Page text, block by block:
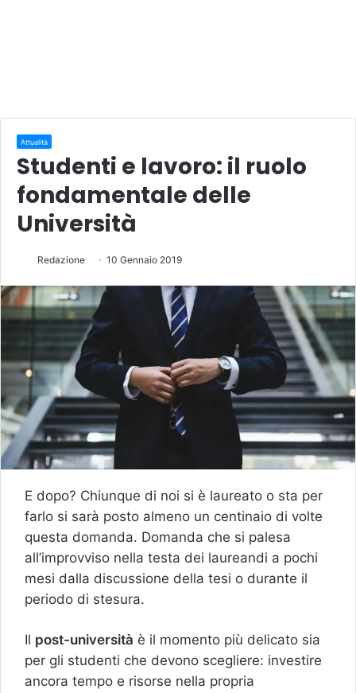
Attualità
Studenti e lavoro: il ruolo
fondamentale delle
Università
Redazione 10 Gennaio 2019
E dopo? Chiunque di noi si è laureato o sta per
farlo si sarà posto almeno un centinaio di volte
questa domanda. Domanda che si palesa
all’improvviso nella testa dei laureandi a pochi
mesi dalla discussione della tesi o durante il
periodo di stesura.
Il post-università è il momento più delicato sia
per gli studenti che devono scegliere: investire
ancora tempo e risorse nella propria